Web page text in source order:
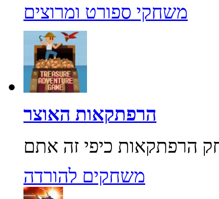
משחקי ספורט ומרוצים
הרפתקאות האוצר
משחקים להורדה